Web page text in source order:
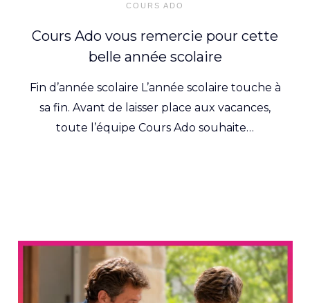
COURS ADO
Cours Ado vous remercie pour cette
belle année scolaire
Fin d’année scolaire L’année scolaire touche à
sa fin. Avant de laisser place aux vacances,
toute l’équipe Cours Ado souhaite…